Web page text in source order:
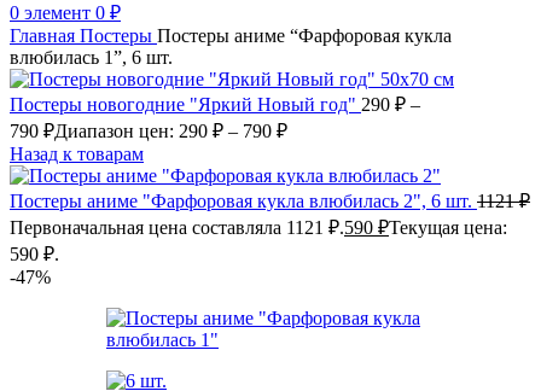
0 элемент 0 ₽
Главная Постеры Постеры аниме “Фарфоровая кукла
влюбилась 1”, 6 шт.
Постеры новогодние "Яркий Новый год" 290 ₽ –
790 ₽Диапазон цен: 290 ₽ – 790 ₽
Назад к товарам
Постеры аниме "Фарфоровая кукла влюбилась 2", 6 шт. 1121₽
Первоначальная цена составляла 1121 ₽.590 ₽Текущая цена:
590 ₽.
-47%